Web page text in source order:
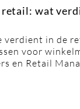
retail: wat
verdient in de
voor
en Retail